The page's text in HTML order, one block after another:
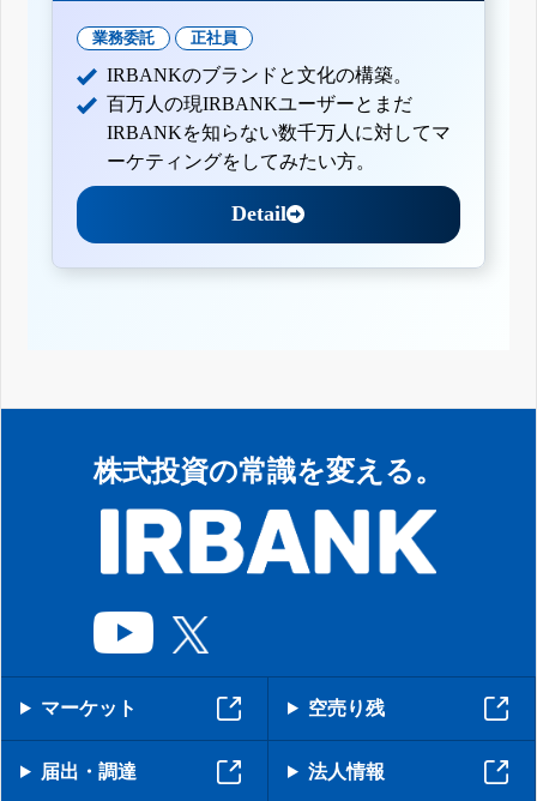
業務委託 正社員
IRBANKのブランドと文化の構築。
百万人の現IRBANKユーザーとまだ
IRBANKを知らない数千万人に対してマ
ーケティングをしてみたい方。
Detail
株式投資の常識を変える。
マーケット 空売り残
届出・調達 法人情報